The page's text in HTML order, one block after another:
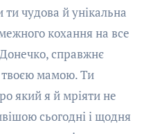
ти чудова й унікальна
кохання на все
справжнє
твоєю мамою. Ти
який я й мріяти не
сьогодні і щодня